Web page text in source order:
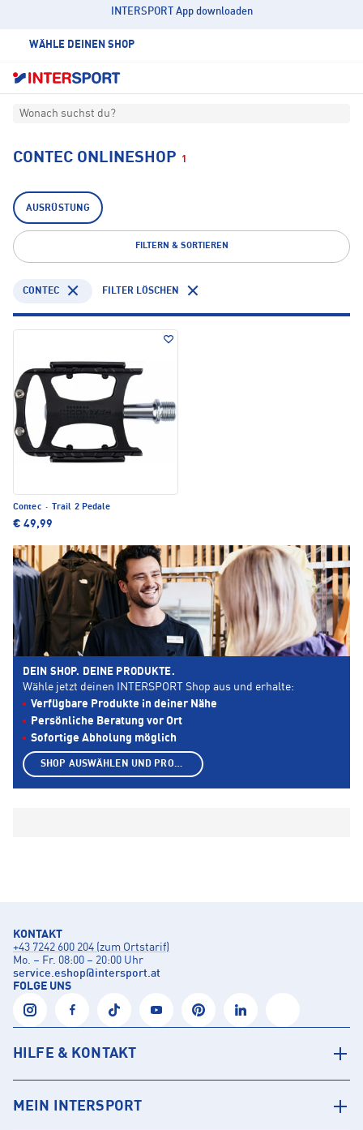
INTERSPORT App downloaden
WÄHLE DEINEN SHOP
Wonach suchst du?
CONTEC ONLINESHOP 1
AUSRÜSTUNG
FILTERN & SORTIEREN
CONTEC FILTER LÖSCHEN
Contec · Trail 2 Pedale
€ 49,99
DEIN SHOP. DEINE PRODUKTE.
Wähle jetzt deinen INTERSPORT Shop aus und erhalte:
Verfügbare Produkte in deiner Nähe
Persönliche Beratung vor Ort
Sofortige Abholung möglich
SHOP AUSWÄHLEN UND PRODUKTE ANZEIGEN
KONTAKT
+43 7242 600 204 (zum Ortstarif)
Mo. – Fr. 08:00 – 20:00 Uhr
service.eshop@intersport.at
FOLGE UNS
HILFE & KONTAKT
MEIN INTERSPORT